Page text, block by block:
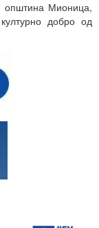
општина Мионица,
добро од